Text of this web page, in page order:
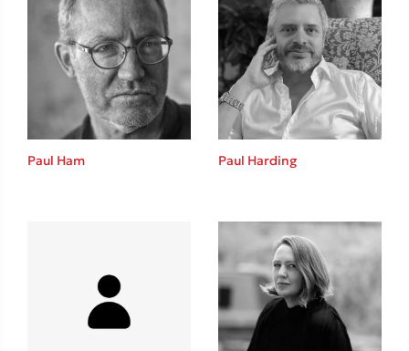
Στέφανος Ξενάκης
Το λεξικό της ζωής σου
Κώστας Κρομμύδας
Το λιμάνι μου είσαι εσύ
Paul Ham Paul Harding